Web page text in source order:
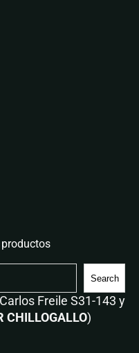
Search
Freile S31-143 y
CHILLOGALLO)